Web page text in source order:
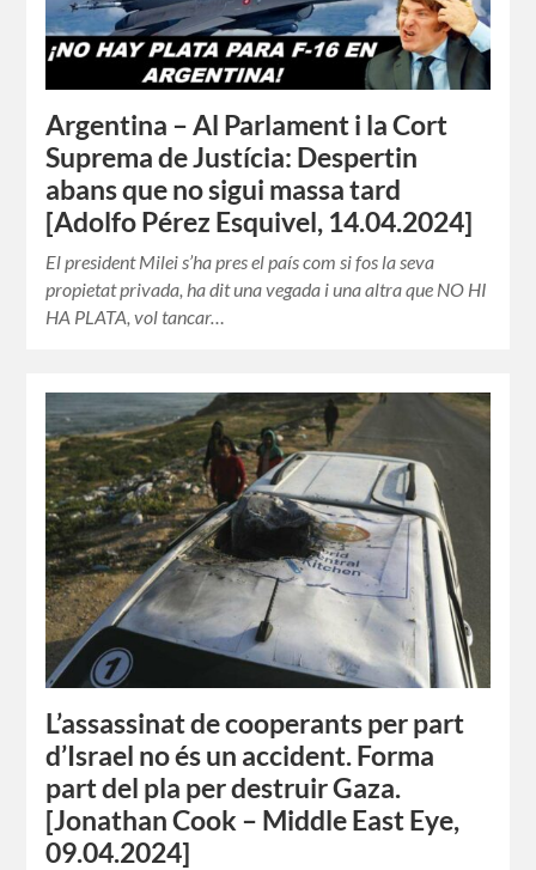
Argentina – Al Parlament i la Cort
Suprema de Justícia: Despertin
abans que no sigui massa tard
[Adolfo Pérez Esquivel, 14.04.2024]
El president Milei s’ha pres el país com si fos la seva
propietat privada, ha dit una vegada i una altra que NO HI
HA PLATA, vol tancar…
L’assassinat de cooperants per part
d’Israel no és un accident. Forma
part del pla per destruir Gaza.
[Jonathan Cook – Middle East Eye,
09.04.2024]